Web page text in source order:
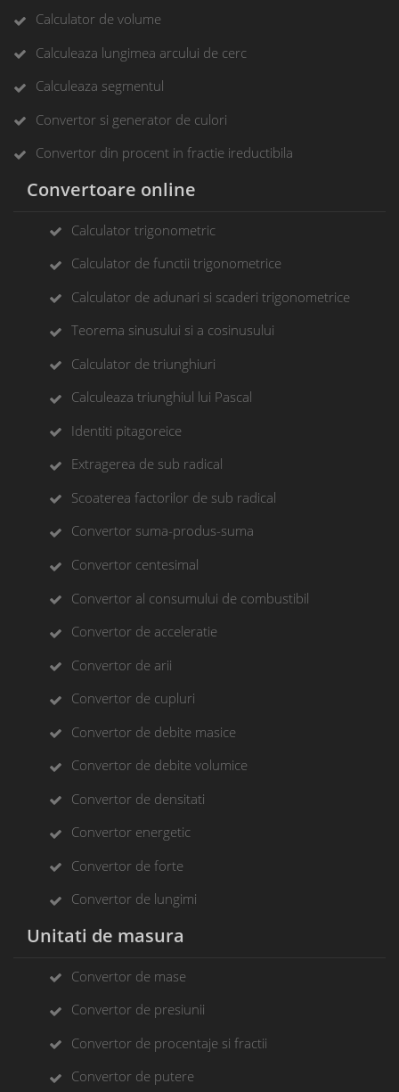
Calculator de volume
Calculeaza lungimea arcului de cerc
Calculeaza segmentul
Convertor si generator de culori
Convertor din procent in fractie ireductibila
Convertoare online
Calculator trigonometric
Calculator de functii trigonometrice
Calculator de adunari si scaderi trigonometrice
Teorema sinusului si a cosinusului
Calculator de triunghiuri
Calculeaza triunghiul lui Pascal
Identiti pitagoreice
Extragerea de sub radical
Scoaterea factorilor de sub radical
Convertor suma-produs-suma
Convertor centesimal
Convertor al consumului de combustibil
Convertor de acceleratie
Convertor de arii
Convertor de cupluri
Convertor de debite masice
Convertor de debite volumice
Convertor de densitati
Convertor energetic
Convertor de forte
Convertor de lungimi
Unitati de masura
Convertor de mase
Convertor de presiunii
Convertor de procentaje si fractii
Convertor de putere